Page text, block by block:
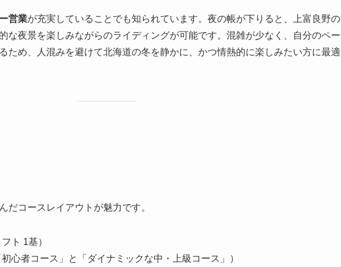
営業が充実していることでも知られています。夜の帳が下りると、上富良野の
な夜景を楽しみながらのライディングが可能です。混雑が少なく、自分のペー
ため、人混みを避けて北海道の冬を静かに、かつ情熱的に楽しみたい方に最適
だコースレイアウトが魅力です。
ト 1基）
心者コース」と「ダイナミックな中・上級コース」）